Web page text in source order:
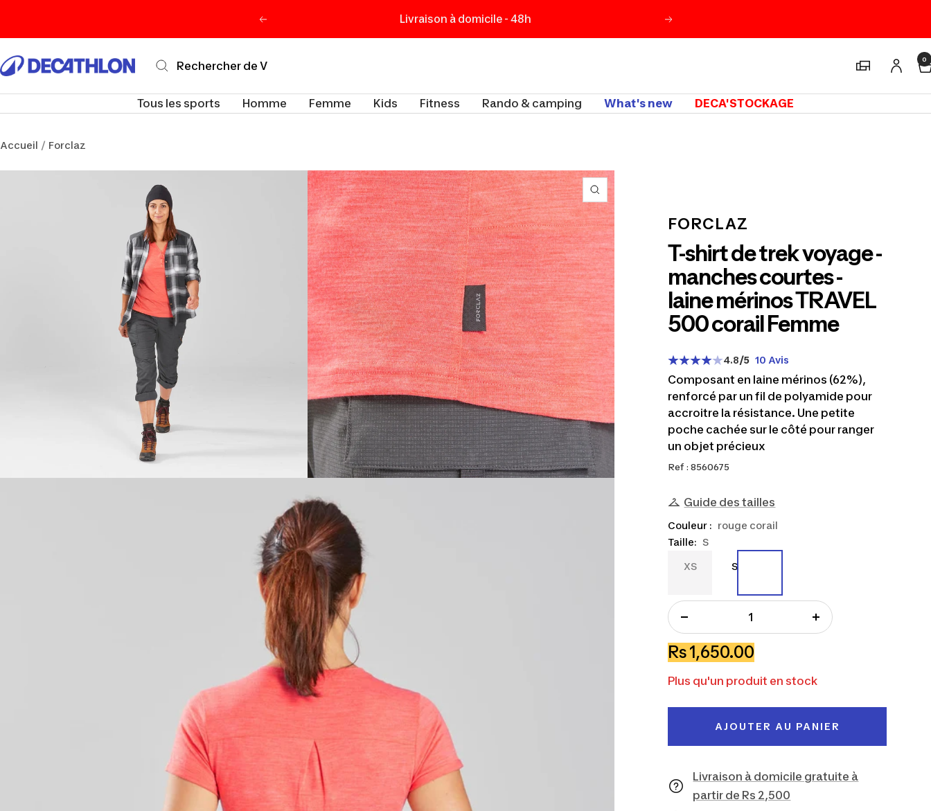
Précédent Livraison à domicile - 48h Suivant
Decathlon
Magasins 0
Tous les sports Homme Femme Kids Fitness Rando & camping What's new DECA'STOCKAGE
Accueil Forclaz
Zoom
FORCLAZ
T-shirt de trek voyage -
manches courtes -
laine mérinos TRAVEL
500 corail Femme
4.8/5 10 Avis
Composant en laine mérinos (62%),
renforcé par un fil de polyamide pour
accroitre la résistance. Une petite
poche cachée sur le côté pour ranger
un objet précieux
Ref : 8560675
Guide des tailles
Taille: S
XS
XS S
S
Couleur : rouge corail
la
quantité
Augmenter
Prix
de
vente
Rs 1,650.00
Plus qu'un produit en stock
AJOUTER AU PANIER
Livraison à domicile gratuite à
partir de Rs 2,500